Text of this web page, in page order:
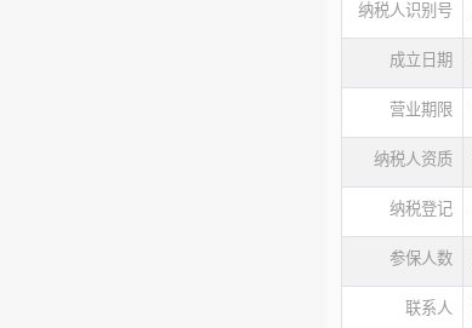
纳税人识别号
成立日期
营业期限
纳税人资质
纳税登记
参保人数
联系人